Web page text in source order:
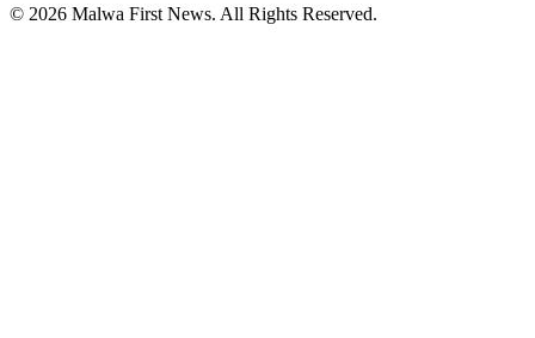
© 2026 Malwa First News. All Rights Reserved.